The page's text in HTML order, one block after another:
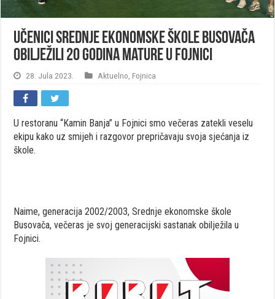
Učenici Srednje ekonomske škole Busovača
obilježili 20 godina mature u Fojnici
28. Jula 2023. Aktuelno Fojnica
U restoranu “Kamin Banja” u Fojnici smo večeras zatekli veselu
ekipu kako uz smijeh i razgovor prepričavaju svoja sjećanja iz
škole.
Naime, generacija 2002/2003, Srednje ekonomske škole
Busovača, večeras je svoj generacijski sastanak obilježila u
Fojnici.